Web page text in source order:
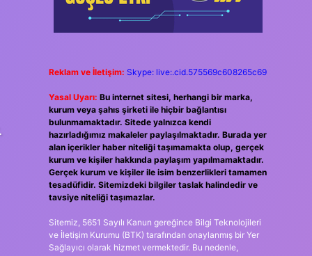
Reklam ve İletişim: Skype: live:.cid.575569c608265c69
Yasal Uyarı: Bu internet sitesi, herhangi bir marka,
kurum veya şahıs şirketi ile hiçbir bağlantısı
bulunmamaktadır. Sitede yalnızca kendi
hazırladığımız makaleler paylaşılmaktadır. Burada yer
alan içerikler haber niteliği taşımamakta olup, gerçek
kurum ve kişiler hakkında paylaşım yapılmamaktadır.
Gerçek kurum ve kişiler ile isim benzerlikleri tamamen
tesadüfidir. Sitemizdeki bilgiler taslak halindedir ve
tavsiye niteliği taşımazlar.
Sitemiz, 5651 Sayılı Kanun gereğince Bilgi Teknolojileri
ve İletişim Kurumu (BTK) tarafından onaylanmış bir Yer
Sağlayıcı olarak hizmet vermektedir. Bu nedenle,